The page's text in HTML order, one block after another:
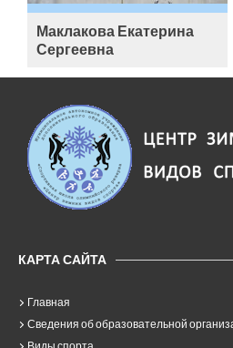
Маклакова Екатерина
Сергеевна
КАРТА САЙТА
Главная
Сведения об образовательной